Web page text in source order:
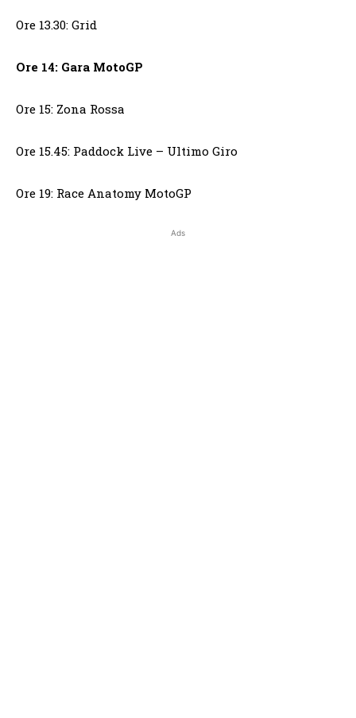
Ore 13.30: Grid
Ore 14: Gara MotoGP
Ore 15: Zona Rossa
Ore 15.45: Paddock Live – Ultimo Giro
Ore 19: Race Anatomy MotoGP
Ads